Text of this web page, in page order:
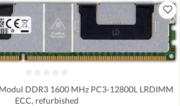
DDR3 1600 MHz PC3-12800L LRDIMM
ECC, refurbished